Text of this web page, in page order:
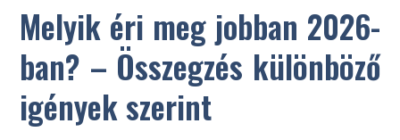
Melyik éri meg jobban 2026-
ban? – Összegzés különböző
igények szerint